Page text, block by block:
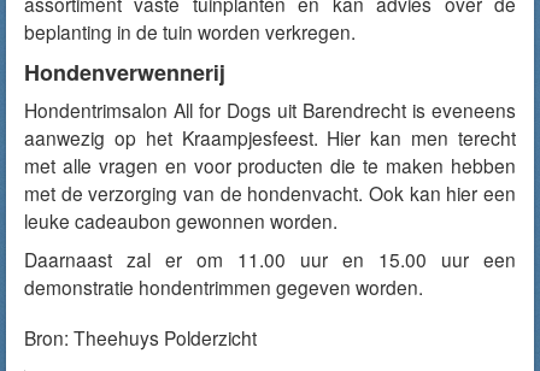
beplanting in de tuin worden verkregen.
Hondenverwennerij
Hondentrimsalon All for Dogs uit Barendrecht is eveneens
aanwezig op het Kraampjesfeest. Hier kan men terecht
met alle vragen en voor producten die te maken hebben
met de verzorging van de hondenvacht. Ook kan hier een
leuke cadeaubon gewonnen worden.
Daarnaast zal er om 11.00 uur en 15.00 uur een
demonstratie hondentrimmen gegeven worden.
Bron: Theehuys Polderzicht